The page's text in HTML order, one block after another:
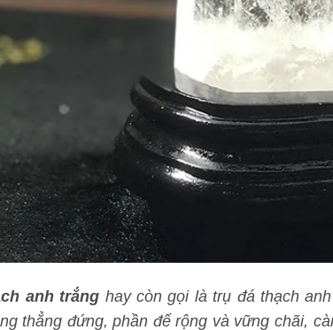
anh trắng hay còn gọi là trụ đá thạch
thẳng đứng, phần đế rộng và vững chãi,